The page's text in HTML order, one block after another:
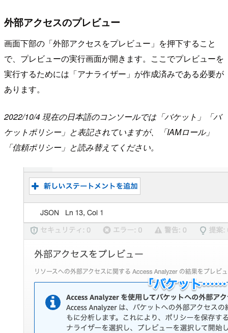
外部アクセスのプレビュー
画面下部の「外部アクセスをプレビュー」を押下すること
で、プレビューの実行画面が開きます。ここでプレビューを
実行するためには「アナライザー」が作成済みである必要が
あります。
2022/10/4 現在の日本語のコンソールでは「バケット」「バ
ケットポリシー」と表記されていますが、「IAMロール」
「信頼ポリシー」と読み替えてください。